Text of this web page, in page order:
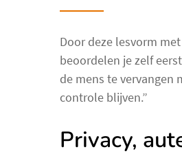
Door deze lesvorm
beoordelen je zelf
de mens te vervangen
controle blijven.”
Privacy,